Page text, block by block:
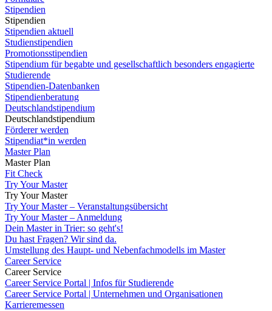
Stipendien
Stipendien
Stipendien aktuell
Studienstipendien
Promotionsstipendien
Stipendium für begabte und gesellschaftlich besonders engagierte
Studierende
Stipendien-Datenbanken
Stipendienberatung
Deutschlandstipendium
Deutschlandstipendium
Förderer werden
Stipendiat*in werden
Master Plan
Master Plan
Fit Check
Try Your Master
Try Your Master
Try Your Master – Veranstaltungsübersicht
Try Your Master – Anmeldung
Dein Master in Trier: so geht's!
Du hast Fragen? Wir sind da.
Umstellung des Haupt- und Nebenfachmodells im Master
Career Service
Career Service
Career Service Portal | Infos für Studierende
Career Service Portal | Unternehmen und Organisationen
Karrieremessen